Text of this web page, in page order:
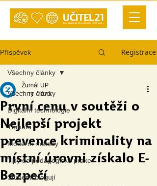
Příspěvek Registrace
Všechny články
Digitální technologie
Témata
Moderní metody
Tipy do pedagogické praxe
Studenti blogují
Všechny články
První cenu v soutěži o
Nejlepší projekt
prevence kriminality na
místní úrovni získalo E-
Bezpečí
Žurnál UP
1. 11. 2023